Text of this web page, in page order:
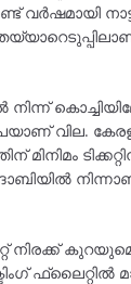
വില.
നിരക്ക്
ഫ്ലൈറ്റിൽ